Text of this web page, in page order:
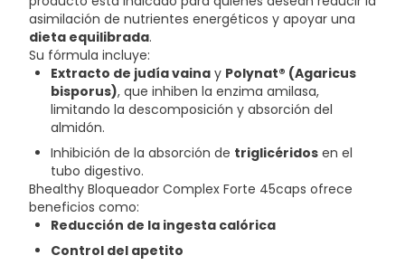
asimilación de nutrientes energéticos y apoyar una
dieta equilibrada.
Su fórmula incluye:
Extracto de judía vaina y Polynat® (Agaricus
bisporus), que inhiben la enzima amilasa,
limitando la descomposición y absorción del
almidón.
Inhibición de la absorción de triglicéridos en el
tubo digestivo.
Bhealthy Bloqueador Complex Forte 45caps ofrece
beneficios como:
Reducción de la ingesta calórica
Control del apetito